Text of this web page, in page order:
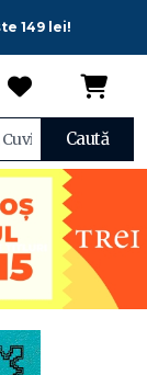
149 lei!
Caută